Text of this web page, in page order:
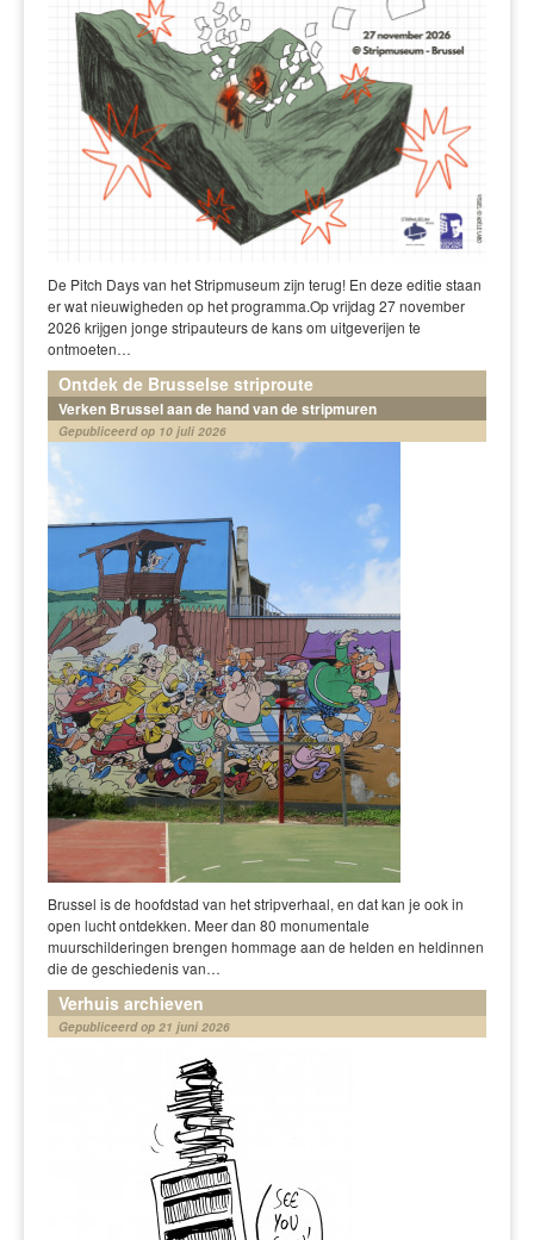
De Pitch Days van het Stripmuseum zijn terug! En deze editie staan
er wat nieuwigheden op het programma.Op vrijdag 27 november
2026 krijgen jonge stripauteurs de kans om uitgeverijen te
ontmoeten…
Ontdek de Brusselse striproute
Verken Brussel aan de hand van de stripmuren
Gepubliceerd op 10 juli 2026
Brussel is de hoofdstad van het stripverhaal, en dat kan je ook in
open lucht ontdekken. Meer dan 80 monumentale
muurschilderingen brengen hommage aan de helden en heldinnen
die de geschiedenis van…
Verhuis archieven
Gepubliceerd op 21 juni 2026